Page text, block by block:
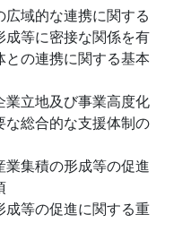
域的な連携に関する
等に密接な関係を有
の連携に関する基本
立地及び事業高度化
な総合的な支援体制の
集積の形成等の促進
成等の促進に関する重